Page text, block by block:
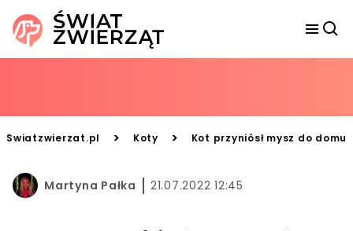
Swiatzwierzat.pl > Koty > Kot przyniósł mysz do
Martyna Pałka 21.07.2022 12:45